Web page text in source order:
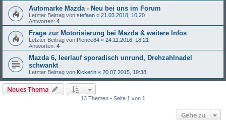
Automarke Mazda - Neu bei uns im Forum
Letzter Beitrag von stefaan « 21.03.2018, 10:20
Antworten: 4
Frage zur Motorisierung bei Mazda & weitere Infos
Letzter Beitrag von Plence84 « 24.11.2016, 18:21
Antworten: 4
Mazda 6, leerlauf sporadisch unrund, Drehzahlnadel
schwankt
Letzter Beitrag von Kickerin « 20.07.2015, 19:38
Neues Thema
13 Themen • Seite 1 von 1
Gehe zu